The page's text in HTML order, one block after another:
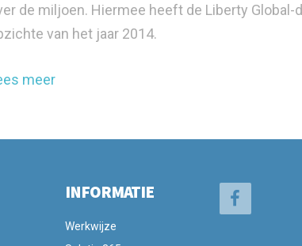
de miljoen. Hiermee heeft de Liberty
van het jaar 2014.
meer
INFORMATIE
Werkwijze